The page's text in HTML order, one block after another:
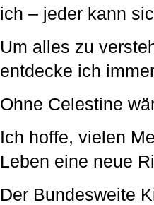
ich – jeder kann
Um alles zu
entdecke ich
Ohne Celestine
Ich hoffe, vielen
Leben eine neue
Der Bundesweite